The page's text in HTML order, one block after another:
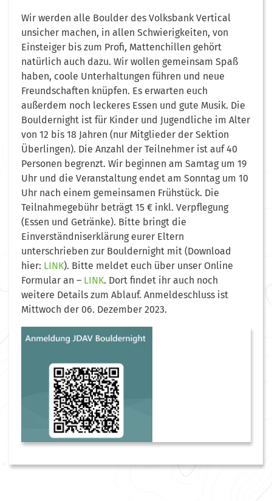
Wir werden alle Boulder des Volksbank Vertical
unsicher machen, in allen Schwierigkeiten, von
Einsteiger bis zum Profi, Mattenchillen gehört
natürlich auch dazu. Wir wollen gemeinsam Spaß
haben, coole Unterhaltungen führen und neue
Freundschaften knüpfen. Es erwarten euch
außerdem noch leckeres Essen und gute Musik. Die
Bouldernight ist für Kinder und Jugendliche im Alter
von 12 bis 18 Jahren (nur Mitglieder der Sektion
Überlingen). Die Anzahl der Teilnehmer ist auf 40
Personen begrenzt. Wir beginnen am Samtag um 19
Uhr und die Veranstaltung endet am Sonntag um 10
Uhr nach einem gemeinsamen Frühstück. Die
Teilnahmegebühr beträgt 15 € inkl. Verpflegung
(Essen und Getränke). Bitte bringt die
Einverständniserklärung eurer Eltern
unterschrieben zur Bouldernight mit (Download
hier: LINK). Bitte meldet euch über unser Online
Formular an – LINK. Dort findet ihr auch noch
weitere Details zum Ablauf. Anmeldeschluss ist
Mittwoch der 06. Dezember 2023.